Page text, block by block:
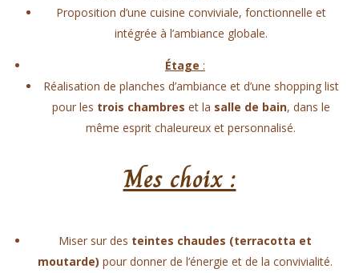
Proposition d’une cuisine conviviale, fonctionnelle et
intégrée à l’ambiance globale.
Étage :
Réalisation de planches d’ambiance et d’une shopping list
pour les trois chambres et la salle de bain, dans le
même esprit chaleureux et personnalisé.
Mes choix :
Miser sur des teintes chaudes (terracotta et
moutarde) pour donner de l’énergie et de la convivialité.